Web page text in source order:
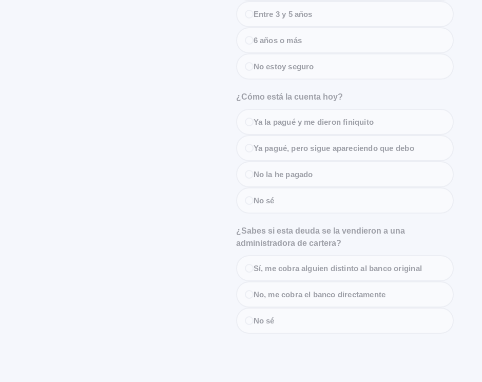
Entre 3 y 5 años
6 años o más
No estoy seguro
¿Cómo está la cuenta hoy?
Ya la pagué y me dieron finiquito
Ya pagué, pero sigue apareciendo que debo
No la he pagado
No sé
¿Sabes si esta deuda se la vendieron a una
administradora de cartera?
Sí, me cobra alguien distinto al banco original
No, me cobra el banco directamente
No sé